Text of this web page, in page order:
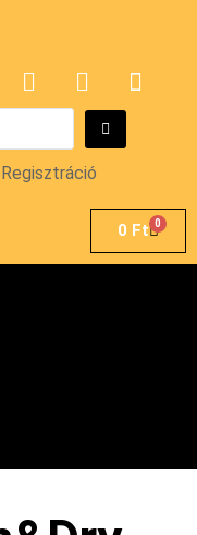
Regisztráció
0 Ft 0